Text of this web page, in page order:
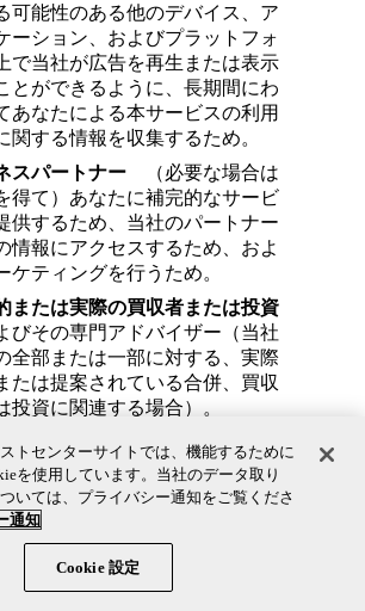
可能性のある他のデバイス、ア
ーション、およびプラットフォ
で当社が広告を再生または表示
とができるように、長期間にわ
あなたによる本サービスの利用
関する情報を収集するため。
スパートナー
（必要な場合は
得て）あなたに補完的なサービ
供するため、当社のパートナー
情報にアクセスするため、およ
ケティングを行うため。
または実際の買収者または投資
びその専門アドバイザー（当社
全部または一部に対する、実際
たは提案されている合併、買収
投資に関連する場合）。
コーラの関係会社およびボトラ
トナー 様々なマーケティング
プロモーションイベントおよび
ラクティブゲームをあなたに提
ため。
を有する法執行機関、政府規制
トセンターサイトでは、機能するために
を使用しています。当社のデータ取り
いては、プライバシー通知をご覧くださ
通知
Cookie 設定